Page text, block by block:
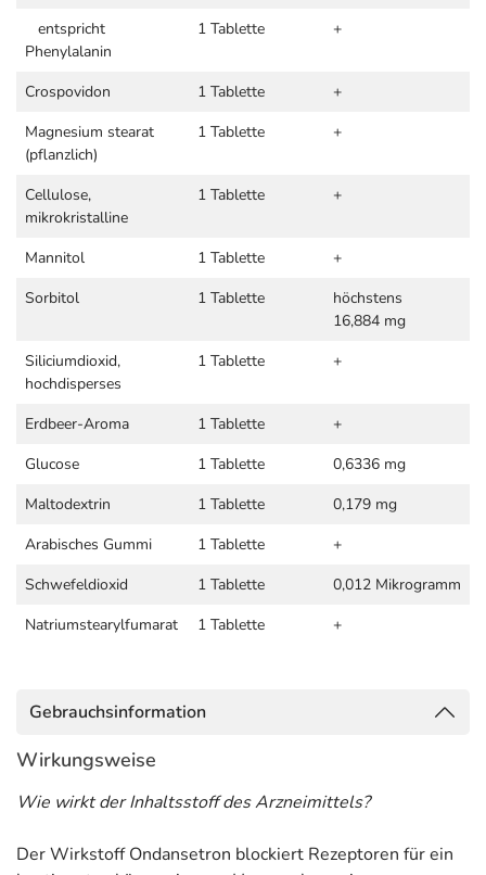
entspricht
Phenylalanin
1 Tablette +
Crospovidon 1 Tablette
+
Magnesium stearat
(pflanzlich)
1 Tablette +
Cellulose,
mikrokristalline
1 Tablette +
Mannitol 1 Tablette
+
Sorbitol
1 Tablette
höchstens
16,884 mg
Siliciumdioxid,
hochdisperses
1 Tablette +
Erdbeer-Aroma 1 Tablette
+
Glucose
1 Tablette
0,6336 mg
Maltodextrin
1 Tablette
0,179 mg
Arabisches Gummi
1 Tablette
+
Schwefeldioxid
1 Tablette
0,012 Mikrogramm
Natriumstearylfumarat
1 Tablette +
Gebrauchsinformation
Wirkungsweise
Wie wirkt der Inhaltsstoff des Arzneimittels?
Der Wirkstoff Ondansetron blockiert Rezeptoren für ein